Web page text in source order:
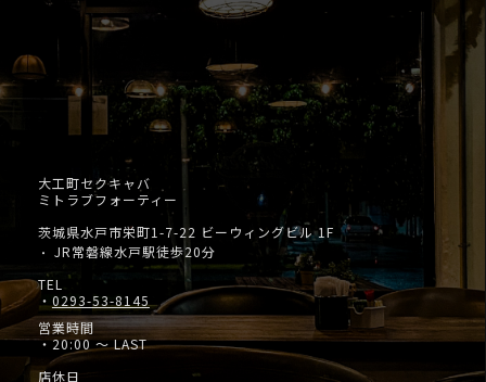
大工町セクキャバ
ミトラブフォーティー
茨城県水戸市栄町1-7-22 ビーウィングビル 1F
・ JR常磐線水戸駅徒歩20分
TEL
・ 0293-53-8145
営業時間
・20:00 ～ LAST
店休日